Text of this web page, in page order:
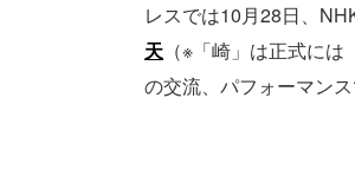
レスでは10月28日、
天 （※「崎」は正式に
の交流、パフォーマン